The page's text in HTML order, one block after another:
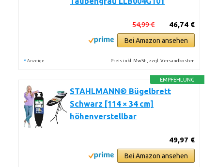
46,74 €
54,99 €
Bei Amazon ansehen
* Anzeige Preis inkl. MwSt., zzgl. Versandkosten
EMPFEHLUNG
STAHLMANN® Bügelbrett
Schwarz [114 × 34 cm]
höhenverstellbar
49,97 €
Bei Amazon ansehen